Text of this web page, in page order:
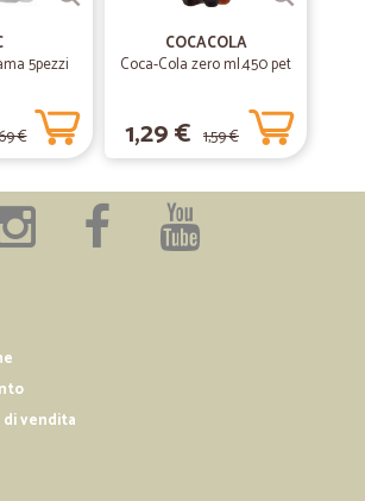
avere prezzi…
avere prezzi più competitivi. Servizio ottimo.
5pezzi
€
COCACOLA
Coca-Cola zero ml.450 pet
1,29 € 1,59 €
di vendita